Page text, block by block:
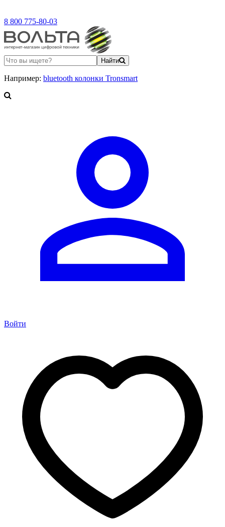
8 800 775-80-03
Найти
Например: bluetooth колонки Tronsmart
Войти